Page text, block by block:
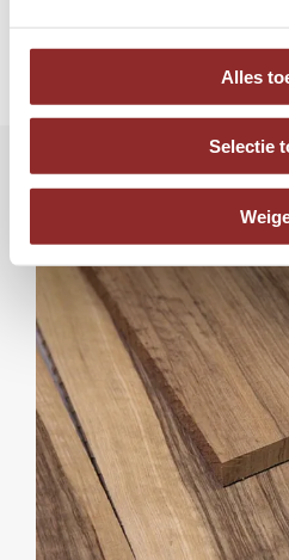
Alles
Selectie
draagstructuur en
resulteert in een
verfijnde buitenschil met
Gerelateerde